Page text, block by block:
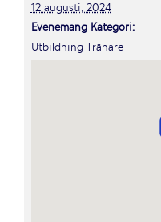
12 augusti, 2024
Evenemang Kategori:
Utbildning Tränare